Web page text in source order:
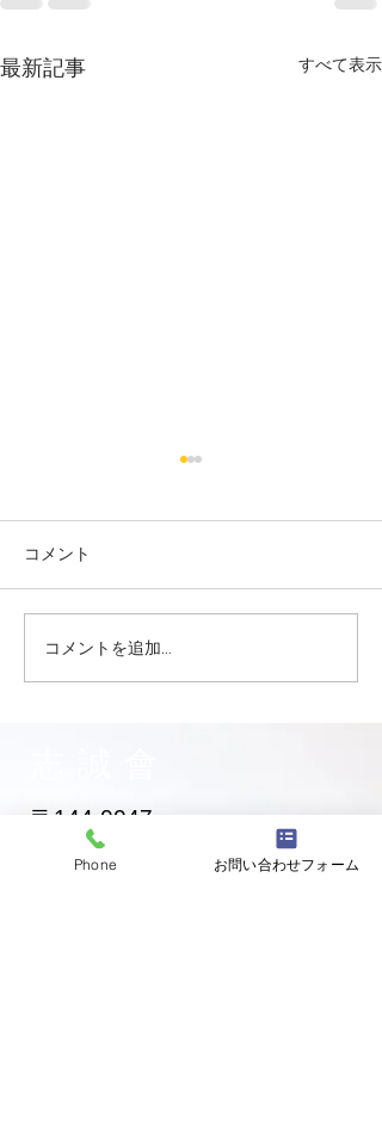
最新記事 すべて表示
志誠會ファィティングト
ーナメント2026夏の陣！
コメント
コメントを追加…
〒144-0047
東京都大田区萩中二丁目1-20
​※gym &studioＳＫＴ内
Phone お問い合わせフォーム